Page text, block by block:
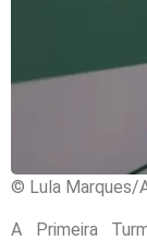
© Lula Marques/
A Primeira